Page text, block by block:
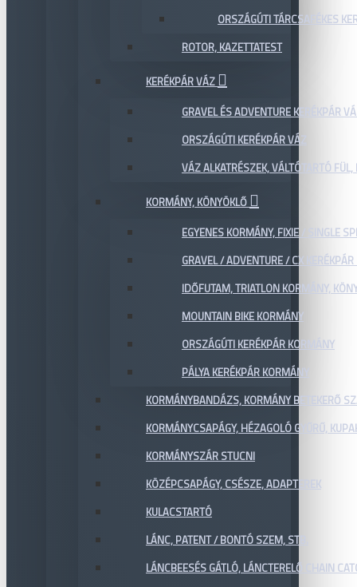
ORSZÁGÚTI TÁRCSAFÉKES
ROTOR, KAZETTATEST
KERÉKPÁR VÁZ
GRAVEL ÉS ADVENTURE KERÉKPÁR
ORSZÁGÚTI KERÉKPÁR VÁZ
VÁZ ALKATRÉSZEK, VÁLTÓTARTÓ FÜL,
KORMÁNY, KÖNYÖKLŐ
EGYENES KORMÁNY, FIXIE / SINGLE
GRAVEL / ADVENTURE / CX
IDŐFUTAM, TRIATLON KORMÁNY,
MOUNTAIN BIKE KORMÁNY
ORSZÁGÚTI KERÉKPÁR KORMÁNY
PÁLYA KERÉKPÁR KORMÁNY
KORMÁNYBANDÁZS, KORMÁNY BETEKERŐ
KORMÁNYCSAPÁGY, HÉZAGOLÓ GYŰRŰ,
KORMÁNYSZÁR STUCNI
KÖZÉPCSAPÁGY, CSÉSZE, ADAPTEREK
KULACSTARTÓ
LÁNC, PATENT / BONTÓ SZEM, STB.
LÁNCBEESÉS GÁTLÓ, LÁNCTERELŐ CHAIN